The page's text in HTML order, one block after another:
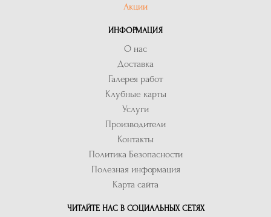
Акции
ИНФОРМАЦИЯ
О нас
Доставка
Галерея работ
Клубные карты
Услуги
Производители
Контакты
Политика Безопасности
Полезная информация
Карта сайта
ЧИТАЙТЕ НАС В СОЦИАЛЬНЫХ СЕТЯХ